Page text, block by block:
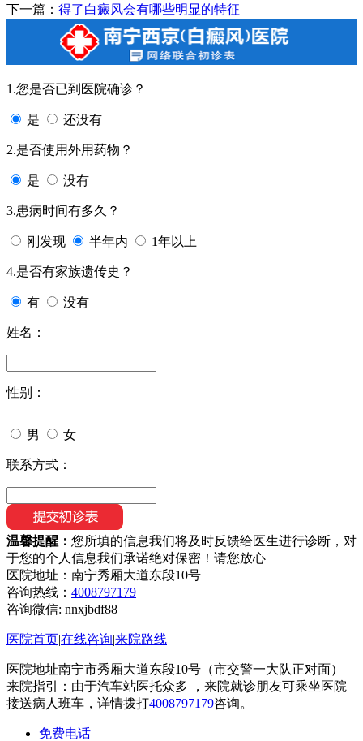
下一篇： 得了白癜风会有哪些明显的特征
1.您是否已到医院确诊？
是 还没有
2.是否使用外用药物？
是 没有
3.患病时间有多久？
刚发现 半年内 1年以上
4.是否有家族遗传史？
有 没有
姓名：
性别：
男 女
联系方式：
温馨提醒： 您所填的信息我们将及时反馈给医生进行诊断，对
于您的个人信息我们承诺绝对保密！请您放心
医院地址：南宁秀厢大道东段10号
咨询热线： 4008797179
咨询微信: nnxjbdf88
医院首页|在线咨询|来院路线
医院地址南宁市秀厢大道东段10号（市交警一大队正对面）
来院指引：由于汽车站医托众多 ，来院就诊朋友可乘坐医院
接送病人班车，详情拨打4008797179咨询。
免费电话